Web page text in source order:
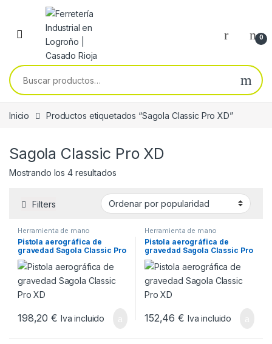
Skip to navigation
Skip to content
0
Buscar por:
Inicio Productos etiquetados “Sagola Classic Pro XD”
Sagola Classic Pro XD
Mostrando los 4 resultadosOrdenado por popularidad
Filters
Herramienta de mano
Pistola aerográfica de
gravedad Sagola Classic Pro
XD
198,20€ Iva incluido
Herramienta de mano
Pistola aerográfica de
gravedad Sagola Classic Pro
XD
152,46€ Iva incluido